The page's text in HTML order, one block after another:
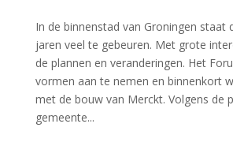
In de binnenstad van Groningen staat
jaren veel te gebeuren. Met grote
de plannen en veranderingen. Het
vormen aan te nemen en binnenkort
met de bouw van Merckt. Volgens de
gemeente...